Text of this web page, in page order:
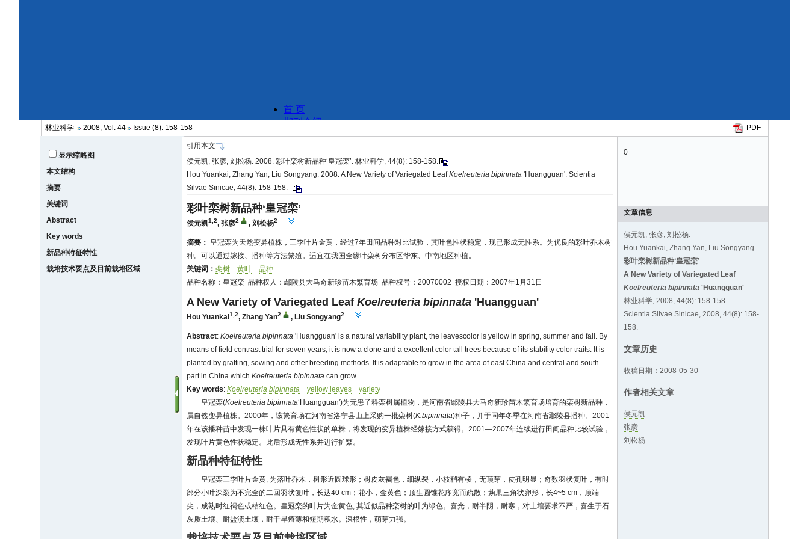
林业科学 2008, Vol. 44 Issue (8): 158-158 PDF
显示缩略图
本文结构
摘要
关键词
Abstract
Key words
新品种特征特性
栽培技术要点及目前栽培区域
0
文章信息
侯元凯, 张彦, 刘松杨.
Hou Yuankai, Zhang Yan, Liu Songyang
彩叶栾树新品种‘皇冠栾’
A New Variety of Variegated Leaf
Koelreuteria bipinnata'Huangguan'
林业科学, 2008, 44(8): 158-158.
Scientia Silvae Sinicae, 2008, 44(8): 158-
158.
文章历史
收稿日期：2008-05-30
作者相关文章
侯元凯
张彦
刘松杨
引用本文
侯元凯, 张彦, 刘松杨. 2008. 彩叶栾树新品种‘皇冠栾’. 林业科学, 44(8): 158-158.
Hou Yuankai, Zhang Yan, Liu Songyang. 2008. A New Variety of Variegated LeafKoelreuteria bipinnata 'Huangguan'. Scientia
Silvae Sinicae, 44(8): 158-158.
彩叶栾树新品种‘皇冠栾’
侯元凯1,2,张彦2 ,刘松杨2
摘要： 皇冠栾为天然变异植株，三季叶片金黄，经过7年田间品种对比试验，其叶色性状稳定，现已形成无性系。为优良的彩叶乔木树
种。可以通过嫁接、播种等方法繁殖。适宜在我国全缘叶栾树分布区华东、中南地区种植。
关键词：栾树 黄叶
品种
品种名称：皇冠栾 品种权人：鄢陵县大马奇新珍苗木繁育场 品种权号：20070002 授权日期：2007年1月31日
A New Variety of Variegated LeafKoelreuteria bipinnata 'Huangguan'
Hou Yuankai1,2,Zhang Yan2 , Liu Songyang2
Abstract:Koelreuteria bipinnata 'Huangguan' is a natural variability plant, the leavescolor is yellow in spring, summer and fall. By
means of field contrast trial for seven years, it is now a clone and a excellent color tall trees because of its stability color traits. It is
planted by grafting, sowing and other breeding methods. It is adaptable to grow in the area of east China and central and south
part in China whichKoelreuteria bipinnata can grow.
Key words:Koelreuteria bipinnata yellow leaves
variety
皇冠栾(Koelreuteria bipinnata‘Huangguan')为无患子科栾树属植物，是河南省鄢陵县大马奇新珍苗木繁育场培育的栾树新品种，
属自然变异植株。2000年，该繁育场在河南省洛宁县山上采购一批栾树(K.bipinnata)种子，并于同年冬季在河南省鄢陵县播种。2001
年在该播种苗中发现一株叶片具有黄色性状的单株，将发现的变异植株经嫁接方式获得。2001—2007年连续进行田间品种比较试验，
发现叶片黄色性状稳定。此后形成无性系并进行扩繁。
新品种特征特性
皇冠栾三季叶片金黄, 为落叶乔木，树形近圆球形；树皮灰褐色，细纵裂，小枝稍有棱，无顶芽，皮孔明显；奇数羽状复叶，有时
部分小叶深裂为不完全的二回羽状复叶，长达40 cm；花小，金黄色；顶生圆锥花序宽而疏散；蒴果三角状卵形，长4~5 cm，顶端
尖，成熟时红褐色或桔红色。皇冠栾的叶片为金黄色, 其近似品种栾树的叶为绿色。喜光，耐半阴，耐寒，对土壤要求不严，喜生于石
灰质土壤、耐盐渍土壤，耐干旱瘠薄和短期积水。深根性，萌芽力强。